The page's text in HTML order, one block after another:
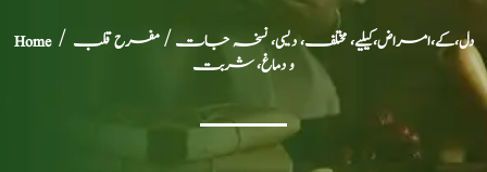
Home/ دل،کے،امراض،کیلیے، مختلف، دیسی، نسخہ جات / مفرح قلب
و دماغ، شربت